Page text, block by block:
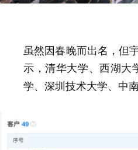
虽然因春晚而出名，但
示，清华大学、西湖大
学、深圳技术大学、中